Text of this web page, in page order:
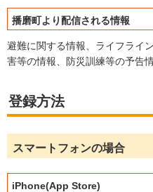
播磨町より配信される情報
避難に関する情報、ライフライ
害等の情報、防災訓練等の予告
登録方法
スマートフォンの場合
iPhone(App Store)